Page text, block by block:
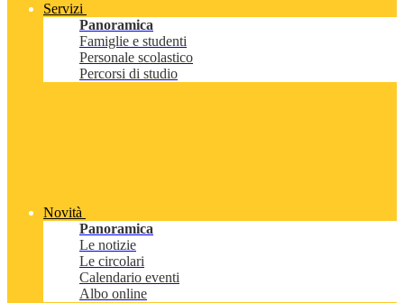
Servizi
Panoramica
Famiglie e studenti
Personale scolastico
Percorsi di studio
Novità
Panoramica
Le notizie
Le circolari
Calendario eventi
Albo online